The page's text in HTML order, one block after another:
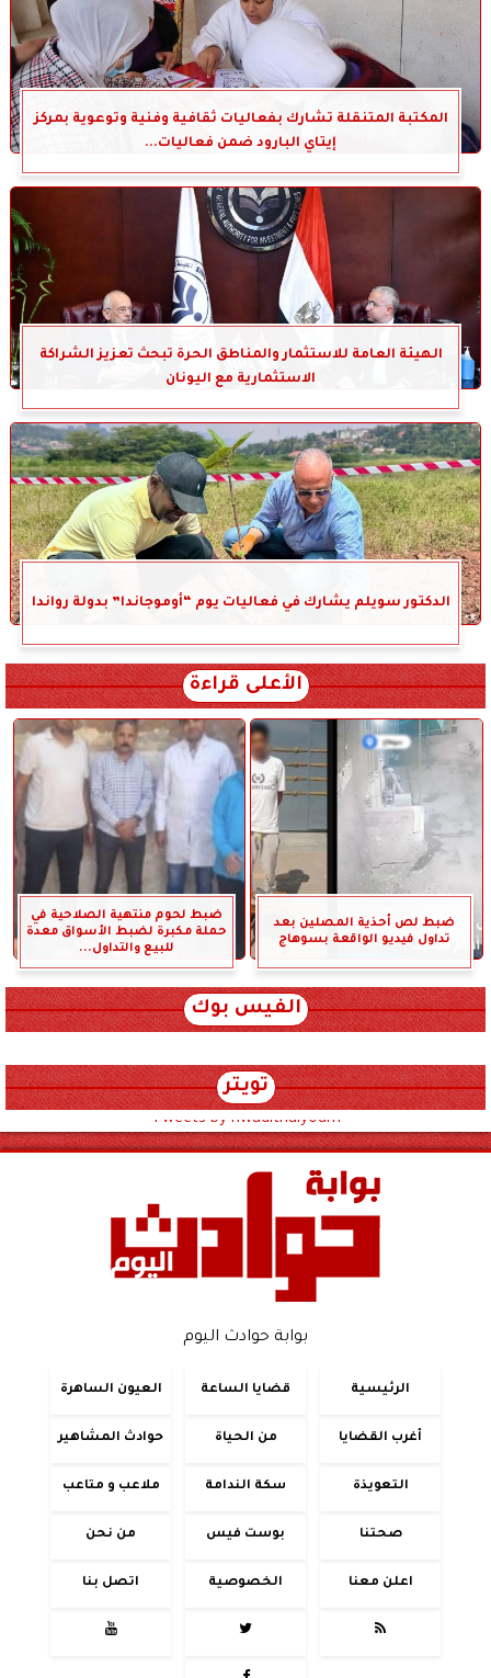
المكتبة المتنقلة تشارك بفعاليات ثقافية وفنية وتوعوية بمركز
إيتاي البارود ضمن فعاليات...
الهيئة العامة للاستثمار والمناطق الحرة تبحث تعزيز الشراكة
الاستثمارية مع اليونان
الدكتور سويلم يشارك في فعاليات يوم “أوموجاندا” بدولة رواندا
الأعلى قراءة
ضبط لص أحذية المصلين بعد
تداول فيديو الواقعة بسوهاج
ضبط لحوم منتهية الصلاحية في
حملة مكبرة لضبط الأسواق معدة
للبيع والتداول...
الفيس بوك
تويتر
Tweets by hwadithalyoum
بوابة حوادث اليوم
الرئيسية قضايا الساعة العيون الساهرة
أغرب القضايا من الحياة حوادث المشاهير
التعويذة سكة الندامة ملاعب و متاعب
صحتنا بوست فيس من نحن
اعلن معنا الخصوصية اتصل بنا


